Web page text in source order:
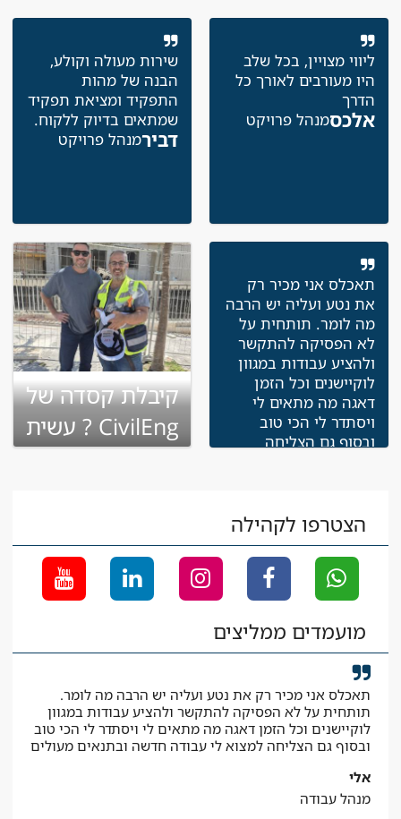
ליווי מצויין, בכל שלב היו
מעורבים לאורך כל
הדרך
אלכס
שירות מעולה וקולע,
הבנה של מהות התפקיד
ומציאת תפקיד שמתאים
בדיוק ללקוח.
דבירמנהל פרויקט
תאכלס אני מכיר רק את
נטע ועליה יש הרבה מה
לומר. תותחית על לא
הפסיקה להתקשר
ולהציע עבודות במגוון
לוקיישנים וכל הזמן
דאגה מה מתאים לי
ויסתדר לי הכי טוב
ובסוף גם הצליחה
למצוא לי עבודה חדשה
קיבלת קסדה של
CivilEng ? עשית
שינוי בקריירה
הצטרפו לקהילה
מועמדים ממליצים
תאכלס אני מכיר רק את נטע ועליה יש הרבה מה לומר.
תותחית על לא הפסיקה להתקשר ולהציע עבודות במגוון
לוקיישנים וכל הזמן דאגה מה מתאים לי ויסתדר לי הכי טוב
ובסוף גם הצליחה למצוא לי עבודה חדשה ובתנאים מעולים
מנהל עבודה